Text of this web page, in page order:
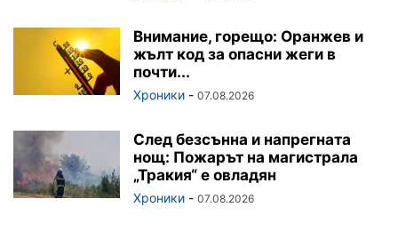
Внимание, горещо: Оранжев и
жълт код за опасни жеги в
почти...
Хроники - 07.08.2026
След безсънна и напрегната
нощ: Пожарът на магистрала
„Тракия“ е овладян
Хроники - 07.08.2026